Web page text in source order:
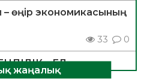
өңір экономикасының
33 0
– ЕЛ
жаңалық